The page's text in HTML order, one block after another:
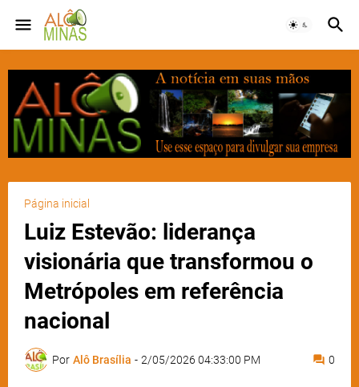
Página inicial
Luiz Estevão: liderança
visionária que transformou o
Metrópoles em referência
nacional
Por Alô Brasília - 2/05/2026 04:33:00 PM 0